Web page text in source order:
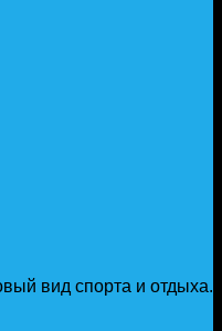
вид спорта и отдыха.